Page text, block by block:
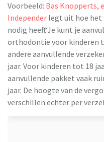
Voorbeeld: Bas Knopperts,
Independer legt uit hoe het
nodig heeft: “Je kunt je
orthodontie voor kinderen
andere aanvullende
jaar. Voor kinderen tot 18
aanvullende pakket vaak
jaar. De hoogte van de
verschillen echter per